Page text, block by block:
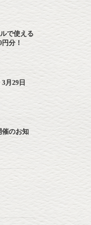
で使える
分！
月29日
のお知